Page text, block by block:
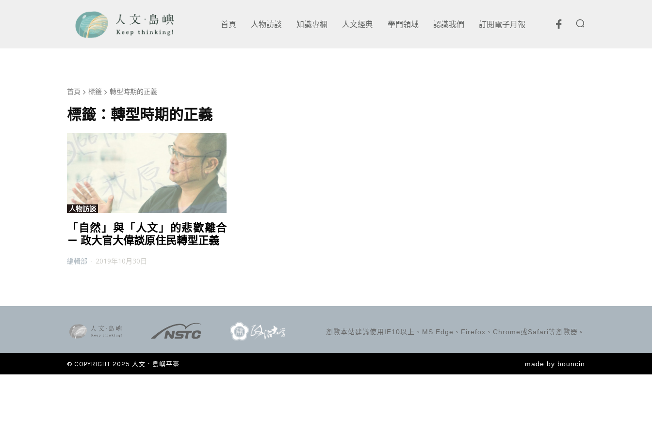
首頁 人物訪談 知識專欄 人文經典 學門領域 認識我們 訂閱電子月報
首頁 標籤 轉型時期的正義
標籤： 轉型時期的正義
人物訪談
「自然」與「人文」的悲歡離合
－ 政大官大偉談原住民轉型正義
編輯部 - 2019年10月30日
瀏覽本站建議使用IE10以上、MS Edge、Firefox、Chrome或Safari等瀏覽器。
© COPYRIGHT 2025 人文．島嶼平臺 made by bouncin